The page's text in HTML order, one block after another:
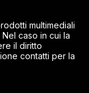
multimediali
caso in cui la
il diritto
contatti per la